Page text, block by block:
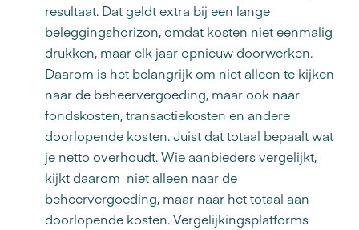
resultaat. Dat geldt extra bij een lange
beleggingshorizon, omdat kosten niet eenmalig
drukken, maar elk jaar opnieuw doorwerken.
Daarom is het belangrijk om niet alleen te kijken
naar de beheervergoeding, maar ook naar
fondskosten, transactiekosten en andere
doorlopende kosten. Juist dat totaal bepaalt wat
je netto overhoudt. Wie aanbieders vergelijkt,
kijkt daarom niet alleen naar de
beheervergoeding, maar naar het totaal aan
doorlopende kosten. Vergelijkingsplatforms